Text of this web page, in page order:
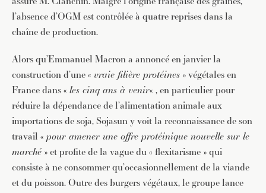
l’absence d’OGM est contrôlée à quatre reprises dans la
chaîne de production.
Alors qu’Emmanuel Macron a annoncé en janvier la
construction d’une « vraie filière protéines » végétales en
France dans « les cinq ans à venir« , en particulier pour
réduire la dépendance de l’alimentation animale aux
importations de soja, Sojasun y voit la reconnaissance de son
travail « pour amener une offre protéinique nouvelle sur le
marché » et profite de la vague du « flexitarisme » qui
consiste à ne consommer qu’occasionnellement de la viande
et du poisson. Outre des burgers végétaux, le groupe lance
JE M'INSCRIS À LA NEWSLETTER
Pour recevoir toutes les deux semaines notre lettre
d’info avec une sélection d’articles …